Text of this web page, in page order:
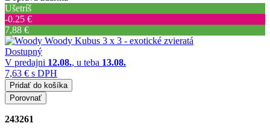
Ušetríš
‐0.25 €
7,88 €
Dostupný
V predajni 12.08., u teba 13.08.
7,63 € s DPH
Pridať do košíka
Porovnať
243261